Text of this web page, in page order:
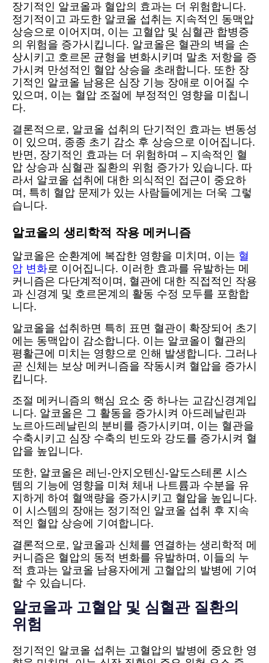
장기적인 알코올과 혈압의 효과는 더 위험합니다.
정기적이고 과도한 알코올 섭취는 지속적인 동맥압
상승으로 이어지며, 이는 고혈압 및 심혈관 합병증
의 위험을 증가시킵니다. 알코올은 혈관의 벽을 손
상시키고 호르몬 균형을 변화시키며 말초 저항을 증
가시켜 만성적인 혈압 상승을 초래합니다. 또한 장
기적인 알코올 남용은 심장 기능 장애로 이어질 수
있으며, 이는 혈압 조절에 부정적인 영향을 미칩니
다.
결론적으로, 알코올 섭취의 단기적인 효과는 변동성
이 있으며, 종종 초기 감소 후 상승으로 이어집니다.
반면, 장기적인 효과는 더 위험하며 – 지속적인 혈
압 상승과 심혈관 질환의 위험 증가가 있습니다. 따
라서 알코올 섭취에 대한 의식적인 접근이 중요하
며, 특히 혈압 문제가 있는 사람들에게는 더욱 그렇
습니다.
알코올의 생리학적 작용 메커니즘
알코올은 순환계에 복잡한 영향을 미치며, 이는 혈
압 변화로 이어집니다. 이러한 효과를 유발하는 메
커니즘은 다단계적이며, 혈관에 대한 직접적인 작용
과 신경계 및 호르몬계의 활동 수정 모두를 포함합
니다.
알코올을 섭취하면 특히 표면 혈관이 확장되어 초기
에는 동맥압이 감소합니다. 이는 알코올이 혈관의
평활근에 미치는 영향으로 인해 발생합니다. 그러나
곧 신체는 보상 메커니즘을 작동시켜 혈압을 증가시
킵니다.
조절 메커니즘의 핵심 요소 중 하나는 교감신경계입
니다. 알코올은 그 활동을 증가시켜 아드레날린과
노르아드레날린의 분비를 증가시키며, 이는 혈관을
수축시키고 심장 수축의 빈도와 강도를 증가시켜 혈
압을 높입니다.
또한, 알코올은 레닌-안지오텐신-알도스테론 시스
템의 기능에 영향을 미쳐 체내 나트륨과 수분을 유
지하게 하여 혈액량을 증가시키고 혈압을 높입니다.
이 시스템의 장애는 정기적인 알코올 섭취 후 지속
적인 혈압 상승에 기여합니다.
결론적으로, 알코올과 신체를 연결하는 생리학적 메
커니즘은 혈압의 동적 변화를 유발하며, 이들의 누
적 효과는 알코올 남용자에게 고혈압의 발병에 기여
할 수 있습니다.
알코올과 고혈압 및 심혈관 질환의
위험
정기적인 알코올 섭취는 고혈압의 발병에 중요한 영